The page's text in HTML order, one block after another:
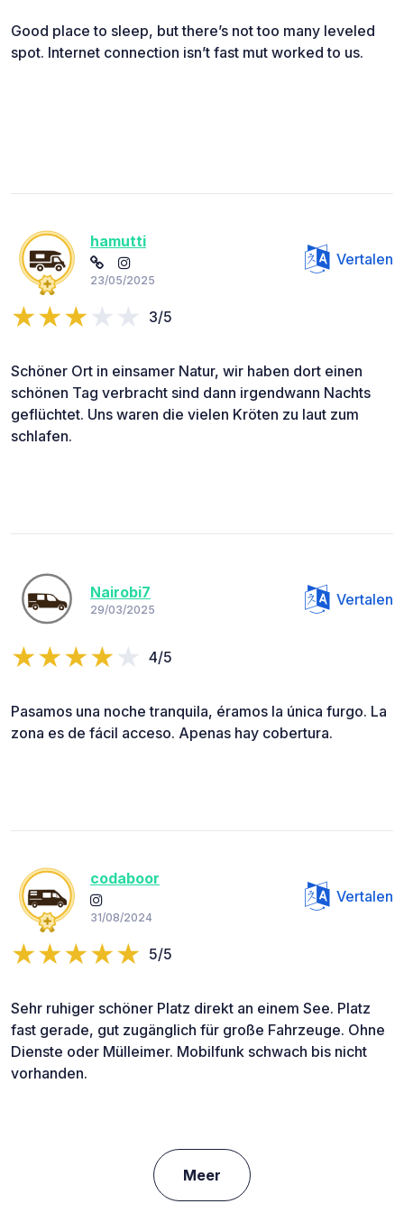
Good place to sleep, but there’s not too many leveled
spot. Internet connection isn’t fast mut worked to us.
hamutti
23/05/2025
Vertalen
3/5
Schöner Ort in einsamer Natur, wir haben dort einen
schönen Tag verbracht sind dann irgendwann Nachts
geflüchtet. Uns waren die vielen Kröten zu laut zum
schlafen.
Nairobi7
29/03/2025
Vertalen
4/5
Pasamos una noche tranquila, éramos la única furgo. La
zona es de fácil acceso. Apenas hay cobertura.
codaboor
31/08/2024
Vertalen
5/5
Sehr ruhiger schöner Platz direkt an einem See. Platz
fast gerade, gut zugänglich für große Fahrzeuge. Ohne
Dienste oder Mülleimer. Mobilfunk schwach bis nicht
vorhanden.
Meer